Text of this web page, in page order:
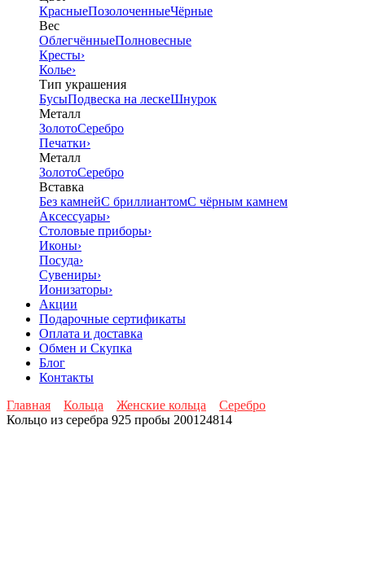
КрасныеПозолоченныеЧёрные
Вес
ОблегчённыеПолновесные
Кресты›
Колье›
Тип украшения
БусыПодвеска на лескеШнурок
Металл
ЗолотоСеребро
Печатки›
Металл
ЗолотоСеребро
Вставка
Без камнейС бриллиантомС чёрным камнем
Аксессуары›
Столовые приборы›
Иконы›
Посуда›
Сувениры›
Ионизаторы›
Акции
Подарочные сертификаты
Оплата и доставка
Обмен и Скупка
Блог
Контакты
Главная
Кольца Женские кольца
Серебро
Кольцо из серебра 925 пробы 200124814